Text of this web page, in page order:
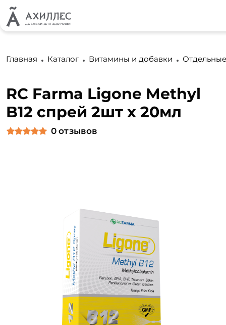
Главная Каталог Витамины и добавки
RC Farma Ligone Methyl
B12 спрей 2шт х 20мл
0 отзывов